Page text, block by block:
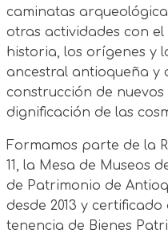
caminatas
otras actividades con
historia, los orígenes y
ancestral antioqueña y
construcción de nuevos
dignificación de las
Formamos parte de la
11, la Mesa de Museos
de Patrimonio de
desde 2013 y
tenencia de Bienes